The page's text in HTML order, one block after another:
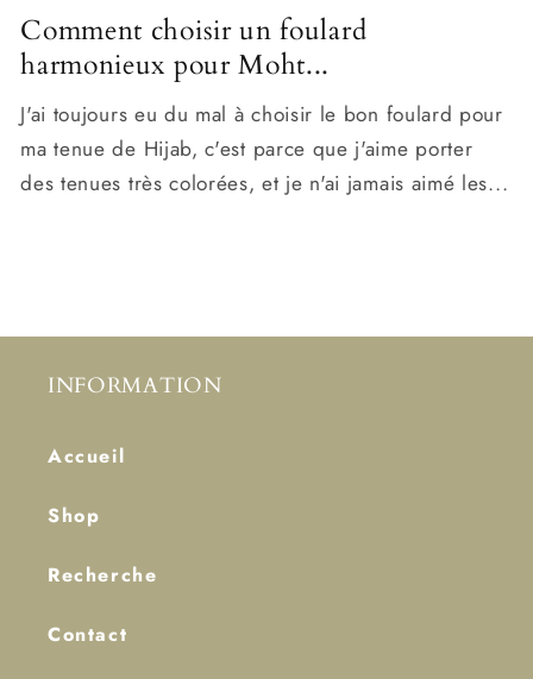
Comment choisir un foulard
harmonieux pour Moht...
J'ai toujours eu du mal à choisir le bon foulard pour
ma tenue de Hijab, c'est parce que j'aime porter
des tenues très colorées, et je n'ai jamais aimé les...
INFORMATION
Accueil
Shop
Recherche
Contact